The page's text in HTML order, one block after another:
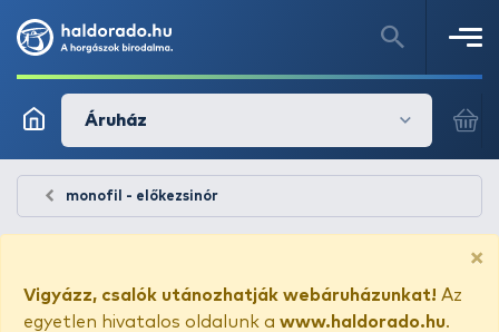
Áruház
monofil - előkezsinór
×
Vigyázz, csalók utánozhatják webáruházunkat! Az
egyetlen hivatalos oldalunk a www.haldorado.hu.